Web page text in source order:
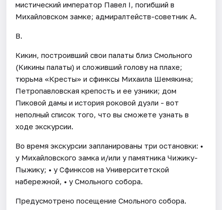
мистический император Павел I, погибший в
Михайловском замке; адмиралтейств-советник А.
В.
Кикин, построивший свои палаты близ Смольного
(Кикины палаты) и сложивший голову на плахе;
тюрьма «Кресты» и сфинксы Михаила Шемякина;
Петропавловская крепость и ее узники; дом
Пиковой дамы и история роковой дуэли - вот
неполный список того, что вы сможете узнать в
ходе экскурсии.
Во время экскурсии запланированы три остановки: •
у Михайловского замка и/или у памятника Чижику-
Пыжику; • у Сфинксов на Университетской
набережной, • у Смольного собора.
Предусмотрено посещение Смольного собора.